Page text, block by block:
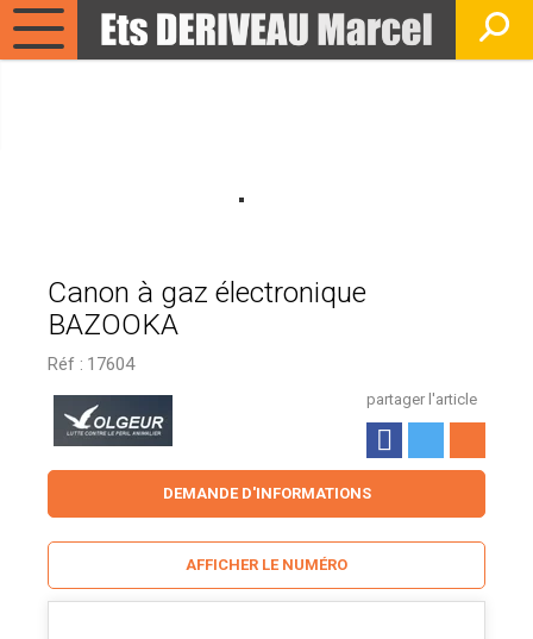
Canon à gaz électronique
BAZOOKA
Réf : 17604
partager l'article
DEMANDE D'INFORMATIONS
AFFICHER LE NUMÉRO